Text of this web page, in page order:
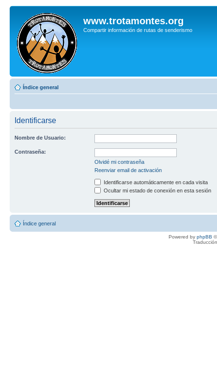
www.trotamontes.org
Compartir información de rutas de senderismo
Índice general
Identificarse
Nombre de Usuario:
Contraseña:
Olvidé mi contraseña
Reenviar email de activación
Identificarse automáticamente en cada visita
Ocultar mi estado de conexión en esta sesión
Índice general
Powered by phpBB